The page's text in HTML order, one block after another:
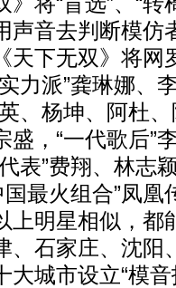
声音去判断模仿
天下无双》将网
力派”龚琳娜、
、杨坤、阿杜
，“一代歌后”
表”费翔、林志
最火组合”凤凰
上明星相似，都
、石家庄、沈阳
大城市设立“模